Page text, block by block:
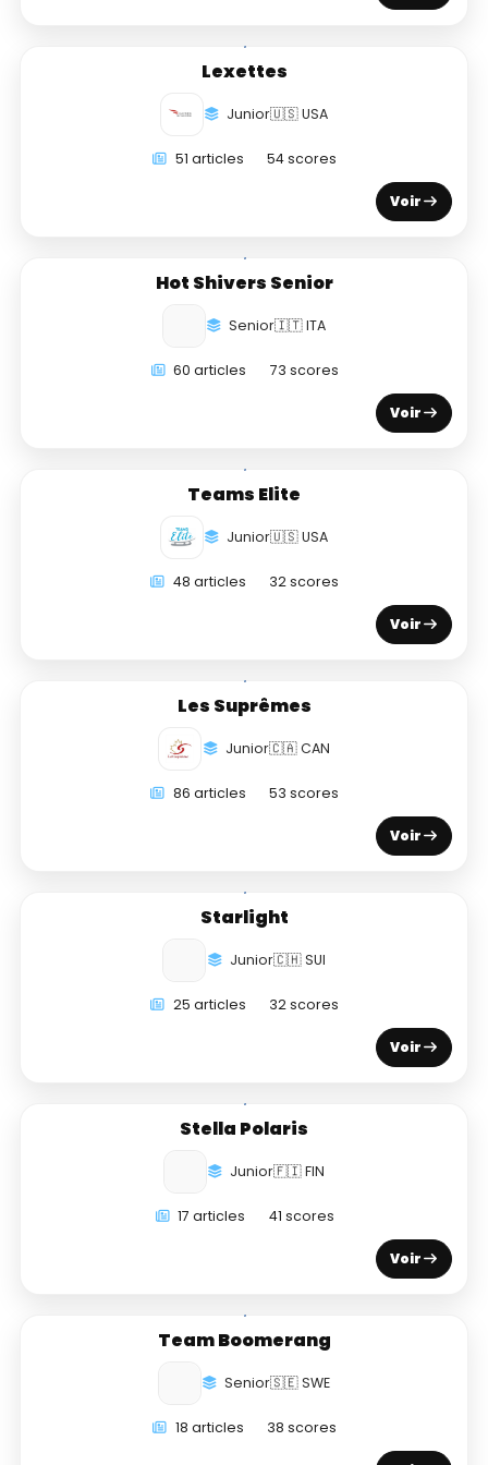
Lexettes
Junior🇺🇸 USA
51 articles 54 scores
Voir
Hot Shivers Senior
Senior🇮🇹 ITA
60 articles 73 scores
Voir
Teams Elite
Junior🇺🇸 USA
48 articles 32 scores
Voir
Les Suprêmes
Junior🇨🇦 CAN
86 articles 53 scores
Voir
Starlight
Junior🇨🇭 SUI
25 articles 32 scores
Voir
Stella Polaris
Junior🇫🇮 FIN
17 articles 41 scores
Voir
Team Boomerang
Senior🇸🇪 SWE
18 articles 38 scores